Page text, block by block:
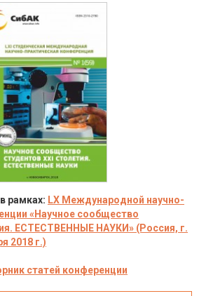
рамках: LX Международной научно-
«Научное сообщество
ЕСТЕСТВЕННЫЕ НАУКИ» (Россия, г.
2018 г.)
статей конференции